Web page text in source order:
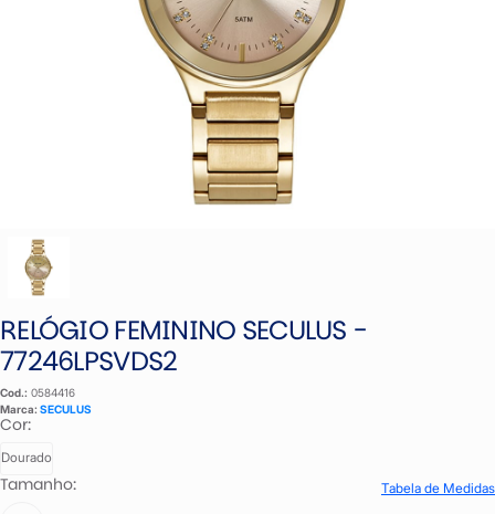
RELÓGIO FEMININO SECULUS -
77246LPSVDS2
Cod.: 0584416
Marca: SECULUS
Cor:
Dourado
Tamanho: Tabela de Medidas